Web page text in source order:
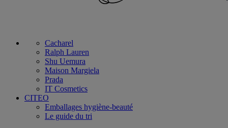
Cacharel
Ralph Lauren
Shu Uemura
Maison Margiela
Prada
IT Cosmetics
CITEO
Emballages hygiène-beauté
Le guide du tri